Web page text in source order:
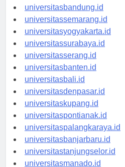
universitastanjungpinang.id
universitasbandung.id
universitassemarang.id
universitasyogyakarta.id
universitassurabaya.id
universitasserang.id
universitasbanten.id
universitasbali.id
universitasdenpasar.id
universitaskupang.id
universitaspontianak.id
universitaspalangkaraya.id
universitasbanjarbaru.id
universitastanjungselor.id